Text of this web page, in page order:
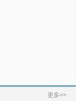
更多>>